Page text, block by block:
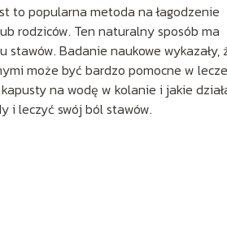
to popularna metoda na łagodzenie
rodziców. Ten naturalny sposób ma
Badanie naukowe wykazały,
może być bardzo pomocne w
na wodę w kolanie i jakie
i leczyć swój ból stawów.